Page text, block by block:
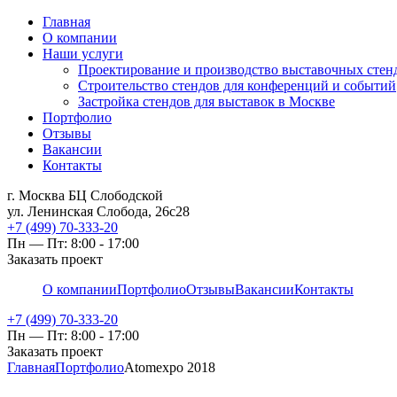
Главная
О компании
Наши услуги
Проектирование и производство выставочных
Строительство стендов для конференций и событий
Застройка стендов для выставок в Москве
Портфолио
Отзывы
Вакансии
Контакты
г. Москва БЦ Слободской
ул. Ленинская Слобода, 26с28
+7 (499) 70-333-20
Пн — Пт: 8:00 - 17:00
Заказать проект
О компанииПортфолиоОтзывыВакансииКонтакты
+7 (499) 70-333-20
Пн — Пт: 8:00 - 17:00
Заказать проект
ГлавнаяПортфолиоAtomexpo 2018